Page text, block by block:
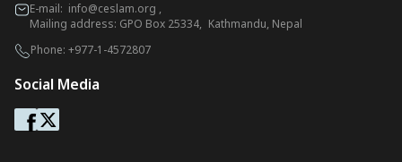
E-mail: info@ceslam.org ,
Mailing address: GPO Box 25334, Kathmandu, Nepal
Phone: +977-1-4572807
Social Media